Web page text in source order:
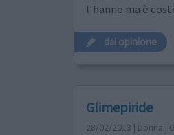
l'hanno ma è
dai opinione
Glimepiride
28/02/2013 | Donna |